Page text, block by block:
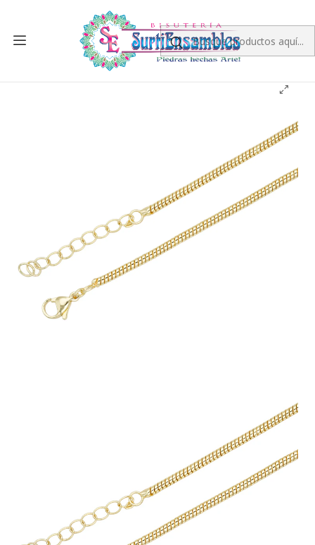
Inicio RODIO
RODIO DORADO CADENA LAZO PARA COLLAR EXTENSION
45CM